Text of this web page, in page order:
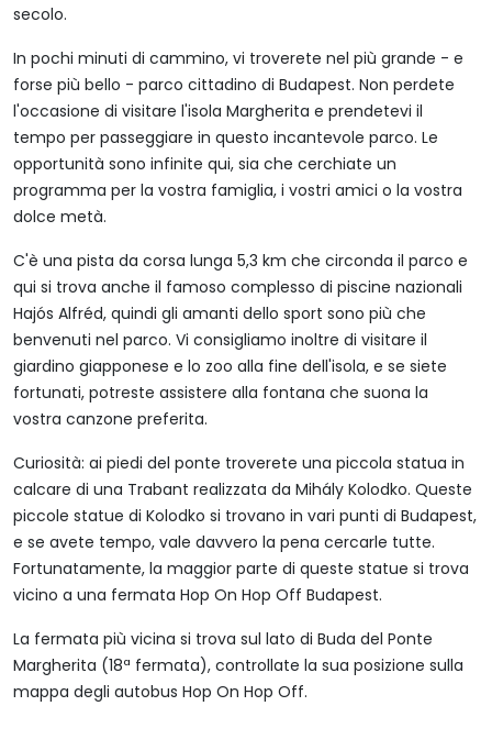
secolo.
In pochi minuti di cammino, vi troverete nel più grande - e
forse più bello - parco cittadino di Budapest. Non perdete
l'occasione di visitare l'isola Margherita e prendetevi il
tempo per passeggiare in questo incantevole parco. Le
opportunità sono infinite qui, sia che cerchiate un
programma per la vostra famiglia, i vostri amici o la vostra
dolce metà.
C'è una pista da corsa lunga 5,3 km che circonda il parco e
qui si trova anche il famoso complesso di piscine nazionali
Hajós Alfréd, quindi gli amanti dello sport sono più che
benvenuti nel parco. Vi consigliamo inoltre di visitare il
giardino giapponese e lo zoo alla fine dell'isola, e se siete
fortunati, potreste assistere alla fontana che suona la
vostra canzone preferita.
Curiosità: ai piedi del ponte troverete una piccola statua in
calcare di una Trabant realizzata da Mihály Kolodko. Queste
piccole statue di Kolodko si trovano in vari punti di Budapest,
e se avete tempo, vale davvero la pena cercarle tutte.
Fortunatamente, la maggior parte di queste statue si trova
vicino a una fermata Hop On Hop Off Budapest.
La fermata più vicina si trova sul lato di Buda del Ponte
Margherita (18ª fermata), controllate la sua posizione sulla
mappa degli autobus Hop On Hop Off.